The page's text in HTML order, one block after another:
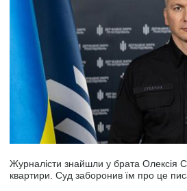
Журналісти знайшли у брата Олексія
квартири. Суд заборонив їм про це